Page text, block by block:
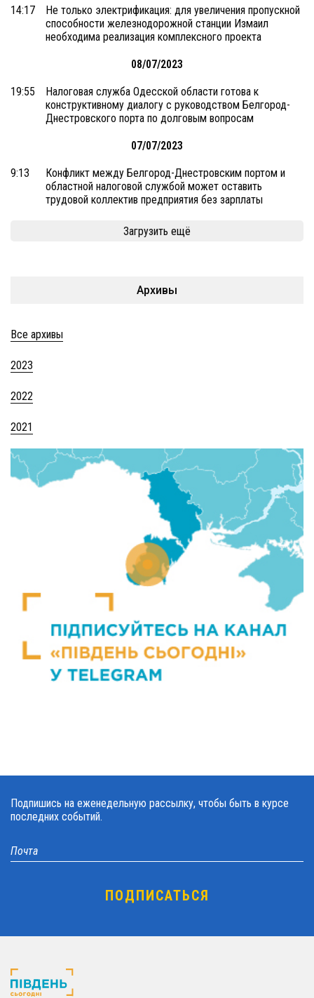
14:17
Не только электрификация: для увеличения пропускной
способности железнодорожной станции Измаил
необходима реализация комплексного проекта
08/07/2023
19:55
Налоговая служба Одесской области готова к
конструктивному диалогу с руководством Белгород-
Днестровского порта по долговым вопросам
07/07/2023
9:13
Конфликт между Белгород-Днестровским портом и
областной налоговой службой может оставить
трудовой коллектив предприятия без зарплаты
Загрузить ещё
Архивы
Все архивы
2023
2022
2021
Подпишись на еженедельную рассылку, чтобы быть в курсе
последних событий.